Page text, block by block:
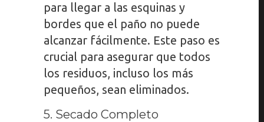
para llegar a las esquinas y
bordes que el paño no puede
alcanzar fácilmente. Este paso es
crucial para asegurar que todos
los residuos, incluso los más
pequeños, sean eliminados.
5. Secado Completo